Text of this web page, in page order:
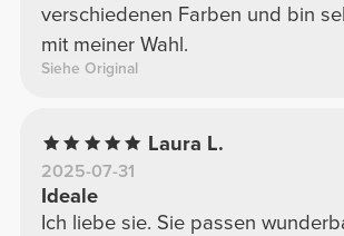
verschiedenen Farben und bin
mit meiner Wahl.
Siehe Original
Laura L.
2025-07-31
Ideale
Ich liebe sie. Sie passen